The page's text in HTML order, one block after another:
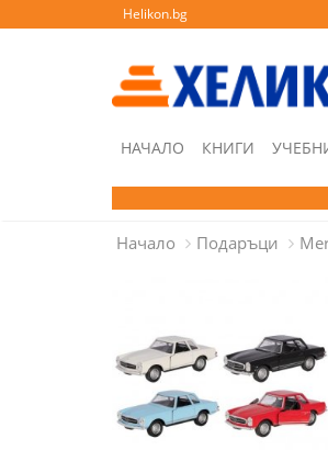
Helikon.bg
НАЧАЛО КНИГИ
Начало Подаръци